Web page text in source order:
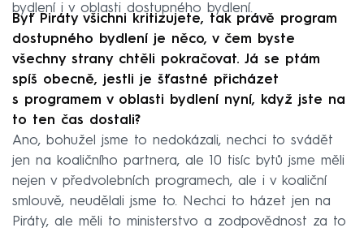
bydlení i v oblasti dostupného bydlení.
Byť Piráty všichni kritizujete, tak právě program
dostupného bydlení je něco, v čem byste
všechny strany chtěli pokračovat. Já se ptám
spíš obecně, jestli je šťastné přicházet
s programem v oblasti bydlení nyní, když jste na
to ten čas dostali?
Ano, bohužel jsme to nedokázali, nechci to svádět
jen na koaličního partnera, ale 10 tisíc bytů jsme měli
nejen v předvolebních programech, ale i v koaliční
smlouvě, neudělali jsme to. Nechci to házet jen na
Piráty, ale měli to ministerstvo a zodpovědnost za to